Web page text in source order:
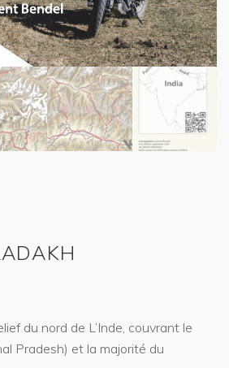
du nord de L’Inde, couvrant le
Pradesh) et la majorité du